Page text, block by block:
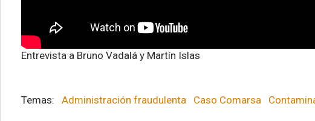
Entrevista a Bruno Vadalá y Martín Islas
Administración fraudulenta Caso Comarsa